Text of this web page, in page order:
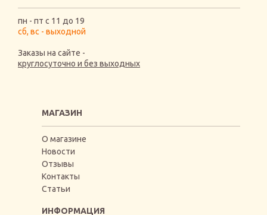
пн - пт с 11 до 19
сб, вс - выходной
Заказы на сайте -
круглосуточно и без выходных
МАГАЗИН
О магазине
Новости
Отзывы
Контакты
Статьи
ИНФОРМАЦИЯ